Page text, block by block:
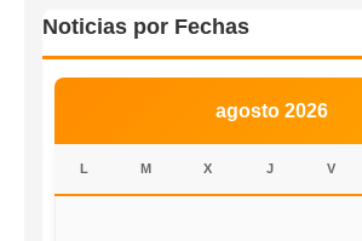
Noticias por Fechas
agosto 2026
L M X J V